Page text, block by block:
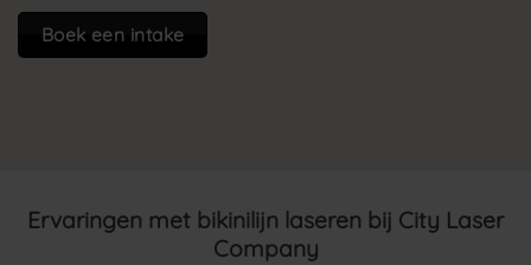
Boek een intake
Ervaringen met bikinilijn laseren bij City Laser
Company